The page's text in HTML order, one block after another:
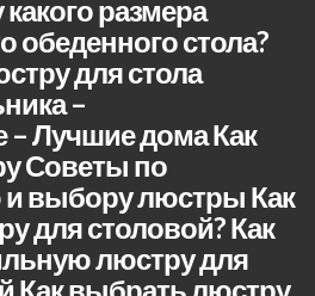
размера
обеденного стола?
для стола
–
– Лучшие дома Как
Советы по
выбору люстры Как
для столовой? Как
люстру для